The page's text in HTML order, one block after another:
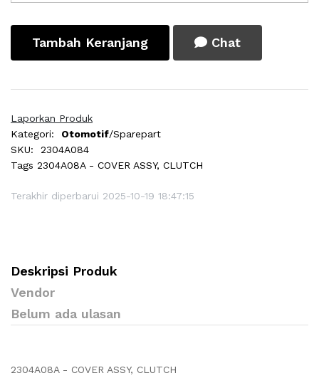
Tambah Keranjang Chat
Laporkan Produk
Kategori:
Otomotif/Sparepart
SKU:
2304A084
Tags 2304A08A - COVER ASSY, CLUTCH
Terakhir diperbarui 2025-10-19 18:47:15
Deskripsi Produk
Vendor
Belum ada ulasan
2304A08A - COVER ASSY, CLUTCH